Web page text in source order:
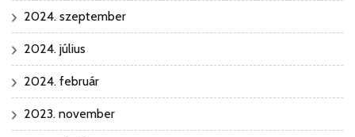
2024. szeptember
2024. július
2024. február
2023. november